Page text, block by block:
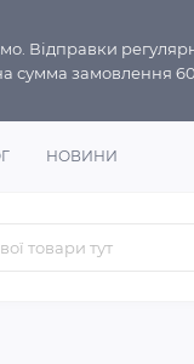
Відправки
сумма замовлення
НОВИНИ